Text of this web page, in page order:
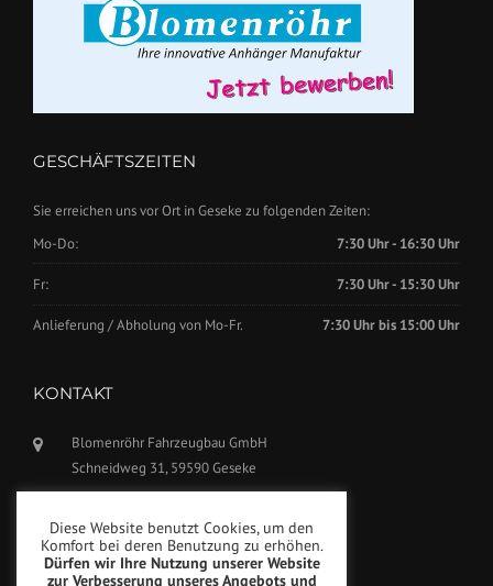
GESCHÄFTSZEITEN
Sie erreichen uns vor Ort in Geseke zu folgenden Zeiten:
Mo-Do:
7:30 Uhr - 16:30 Uhr
Fr: 7:30 Uhr - 15:30 Uhr
Anlieferung / Abholung von Mo-Fr. 7:30 Uhr bis 15:00 Uhr
KONTAKT
Blomenröhr Fahrzeugbau GmbH
Schneidweg 31, 59590 Geseke
Fax: +49(0)2942-5799777
info@blomenroehr.com
Diese Website benutzt Cookies, um den
Komfort bei deren Benutzung zu erhöhen.
Dürfen wir Ihre Nutzung unserer Website
zur Verbesserung unseres Angebots und